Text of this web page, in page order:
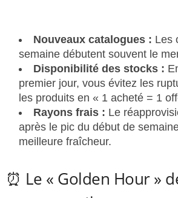
Nouveaux catalogues : Les
semaine débutent souvent le
Disponibilité des stocks :
premier jour, vous évitez les
les produits en « 1 acheté = 1
Rayons frais : Le
après le pic du début de
meilleure fraîcheur.
⏰ Le « Golden Hour »